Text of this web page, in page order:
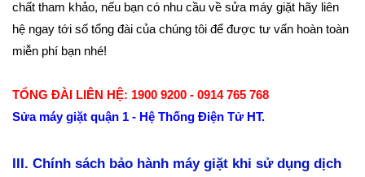
chất tham khảo, nếu bạn có nhu cầu về sửa máy giặt hãy liên
hệ ngay tới số tổng đài của chúng tôi để được tư vấn hoàn toàn
miễn phí bạn nhé!
TỔNG ĐÀI LIÊN HỆ: 1900 9200 - 0914 765 768
Sửa máy giặt quận 1 - Hệ Thống Điện Tử HT.
III. Chính sách bảo hành máy giặt khi sử dụng dịch